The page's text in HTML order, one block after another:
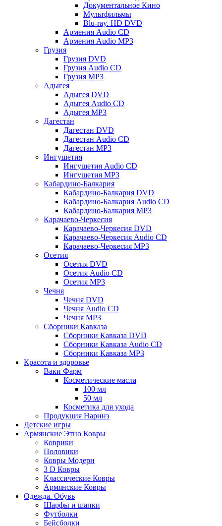
Документальное Кино
Мультфильмы
Blu-ray. HD DVD
Армения Audio CD
Армения Audio MP3
Грузия
Грузия DVD
Грузия Audio CD
Грузия MP3
Адыгея
Адыгея DVD
Адыгея Audio CD
Адыгея MP3
Дагестан
Дагестан DVD
Дагестан Audio CD
Дагестан MP3
Ингушетия
Ингушетия Audio CD
Ингушетия MP3
Кабардино-Балкария
Кабардино-Балкария DVD
Кабардино-Балкария Audio CD
Кабардино-Балкария MP3
Карачаево-Черкесия
Карачаево-Черкесия DVD
Карачаево-Черкесия Audio CD
Карачаево-Черкесия MP3
Осетия
Осетия DVD
Осетия Audio CD
Осетия MP3
Чечня
Чечня DVD
Чечня Audio CD
Чечня MP3
Сборники Кавказа
Сборники Кавказа DVD
Сборники Кавказа Audio CD
Сборники Кавказа MP3
Красота и здоровье
Ваки Фарм
Косметические масла
100 мл
50 мл
Косметика для ухода
Продукция Наринэ
Детские игры
Армянские Этно Ковры
Коврики
Половики
Ковры Модерн
3 D Ковры
Классические Ковры
Армянские Ковры
Одежда. Обувь
Шарфы и шапки
Футболки
Бейсболки